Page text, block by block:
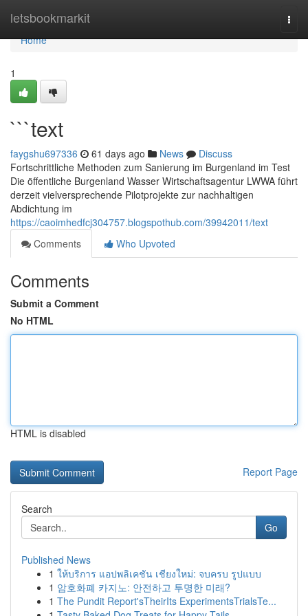
letsbookmarkit
Home
Home
1
```text
faygshu697336 61 days ago News
Discuss
Fortschrittliche Methoden zum Sanierung im Burgenland im Test
Die öffentliche Burgenland Wasser Wirtschaftsagentur LWWA führt
derzeit vielversprechende Pilotprojekte zur nachhaltigen
Abdichtung im
https://caoimhedfcj304757.blogspothub.com/39942011/text
Comments
Who Upvoted
Comments
Submit a Comment
No HTML
HTML is disabled
Report Page
Search
Go
Published News
1 ให้บริการ แอปพลิเคชัน เชียงใหม่: จบครบ รูปแบบ
1 암호화폐 카지노: 안전하고 투명한 미래?
1 The Pundit Report'sTheirIts ExperimentsTrialsTe...